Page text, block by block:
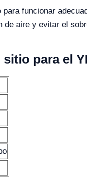
funcionar
aire y evitar el
para el